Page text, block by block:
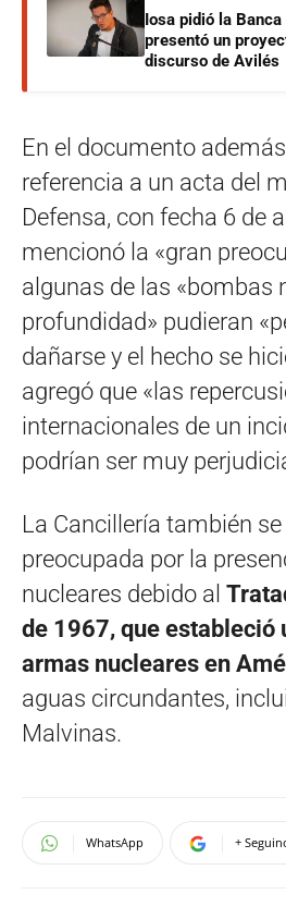
Iosa pidió la
presentó un
discurso de Avilés
En el documento
referencia a un acta del
Defensa, con fecha 6 de
mencionó la «gran
algunas de las «bombas
profundidad» pudieran
dañarse y el hecho se
agregó que «las
internacionales de un
podrían ser muy
La Cancillería también
preocupada por la
nucleares debido al
de 1967, que estableció
armas nucleares en
aguas circundantes,
Malvinas.
WhatsApp +